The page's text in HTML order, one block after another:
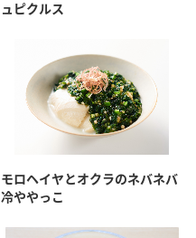
ュピクルス
モロヘイヤとオクラのネバネバ
冷ややっこ